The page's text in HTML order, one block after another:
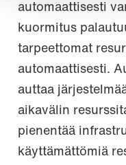
automaattisesti
kuormitus
tarpeettomat
automaattisesti.
auttaa
aikavälin
pienentää
käyttämättömiä